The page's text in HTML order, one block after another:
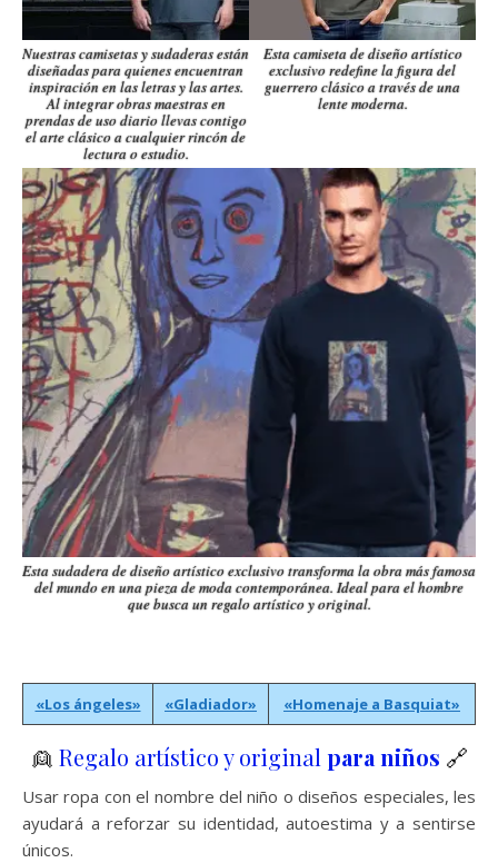
Nuestras camisetas y sudaderas están
diseñadas para quienes encuentran
inspiración en las letras y las artes.
Al integrar obras maestras en
prendas de uso diario llevas contigo
el arte clásico a cualquier rincón de
lectura o estudio.
Esta camiseta de diseño artístico
exclusivo redefine la figura del
guerrero clásico a través de una
lente moderna.
Esta sudadera de diseño artístico exclusivo transforma la obra más famosa
del mundo en una pieza de moda contemporánea. Ideal para el hombre
que busca un regalo artístico y original.
«Los ángeles» «Gladiador» «Homenaje a Basquiat»
👱 Regalo artístico y original para niños 🔗
Usar ropa con el nombre del niño o diseños especiales, les
ayudará a reforzar su identidad, autoestima y a sentirse
únicos.